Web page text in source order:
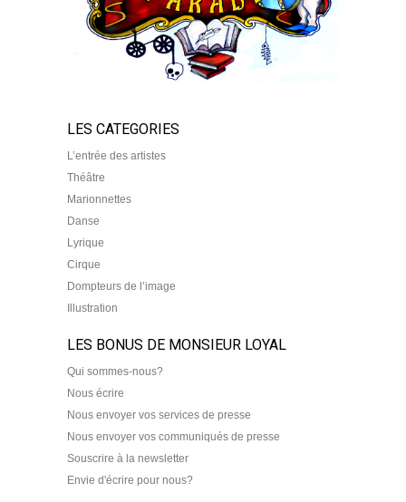
LES CATEGORIES
L’entrée des artistes
Théâtre
Marionnettes
Danse
Lyrique
Cirque
Dompteurs de l’image
Illustration
LES BONUS DE MONSIEUR LOYAL
Qui sommes-nous?
Nous écrire
Nous envoyer vos services de presse
Nous envoyer vos communiqués de presse
Souscrire à la newsletter
Envie d'écrire pour nous?